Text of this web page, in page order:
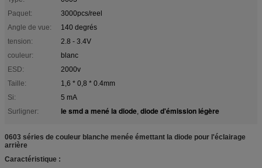
Paquet:
3000pcs/reel
Angle de vue:
140 degrés
tension:
2.8 - 3.4V
couleur:
blanc
ESD:
2000v
Taille:
1,6 * 0,8 * 0.4mm
Si:
5 mA
Surligner:
le smd a mené la diode, diode d'émission légère
0603 séries de couleur blanche menée émettant la diode pour l'éclairage
arrière
Caractéristique :